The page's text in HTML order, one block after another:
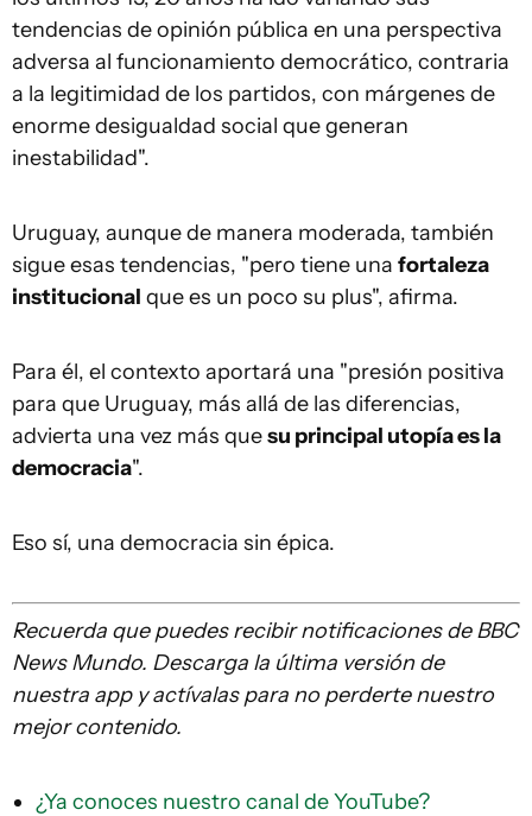
tendencias de opinión pública en una perspectiva
adversa al funcionamiento democrático, contraria
a la legitimidad de los partidos, con márgenes de
enorme desigualdad social que generan
inestabilidad".
Uruguay, aunque de manera moderada, también
sigue esas tendencias, "pero tiene una fortaleza
institucional que es un poco su plus", afirma.
Para él, el contexto aportará una "presión positiva
para que Uruguay, más allá de las diferencias,
advierta una vez más quesu principal utopía es la
democracia".
Eso sí, una democracia sin épica.
Recuerda que puedes recibir notificaciones de BBC
News Mundo. Descarga la última versión de
nuestra app y actívalas para no perderte nuestro
mejor contenido.
¿Ya conoces nuestro canal de YouTube?